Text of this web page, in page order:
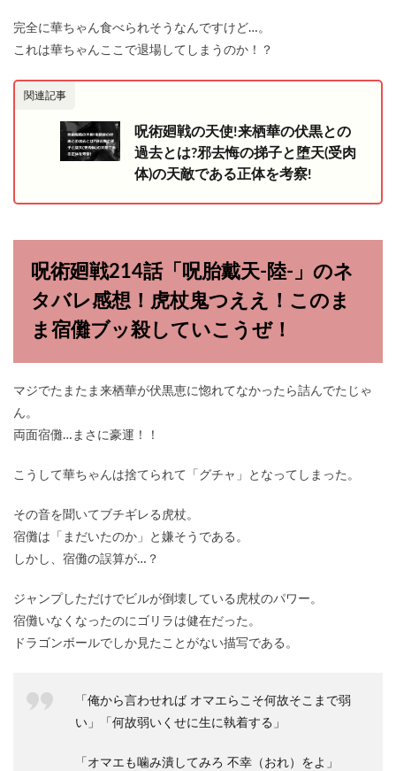
完全に華ちゃん食べられそうなんですけど…。
これは華ちゃんここで退場してしまうのか！？
関連記事
呪術廻戦の天使!来栖華の伏黒との
過去とは?邪去悔の挮子と堕天(受肉
体)の天敵である正体を考察!
呪術廻戦214話「呪胎戴天-陸-」のネ
タバレ感想！虎杖鬼つええ！このま
ま宿儺ブッ殺していこうぜ！
マジでたまたま来栖華が伏黒恵に惚れてなかったら詰んでたじゃ
ん。
両面宿儺…まさに豪運！！
こうして華ちゃんは捨てられて「グチャ」となってしまった。
その音を聞いてブチギレる虎杖。
宿儺は「まだいたのか」と嫌そうである。
しかし、宿儺の誤算が…？
ジャンプしただけでビルが倒壊している虎杖のパワー。
宿儺いなくなったのにゴリラは健在だった。
ドラゴンボールでしか見たことがない描写である。
「俺から言わせれば オマエらこそ何故そこまで弱
い」「何故弱いくせに生に執着する」
「オマエも噛み潰してみろ 不幸（おれ）をよ」